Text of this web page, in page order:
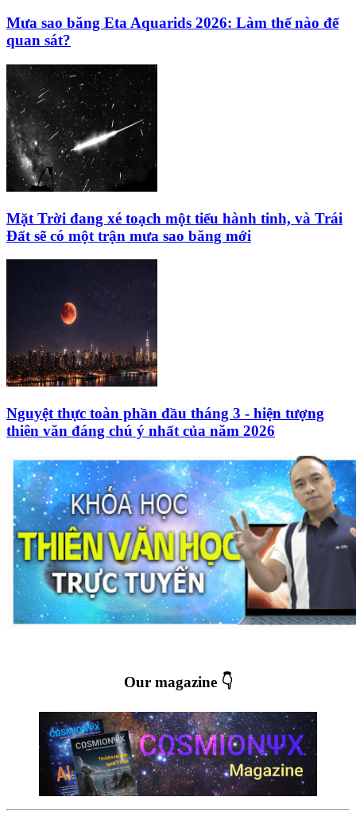
Mưa sao băng Eta Aquarids 2026: Làm thế nào để
quan sát?
Mặt Trời đang xé toạch một tiểu hành tinh, và Trái
Đất sẽ có một trận mưa sao băng mới
Nguyệt thực toàn phần đầu tháng 3 - hiện tượng
thiên văn đáng chú ý nhất của năm 2026
Our magazine 👇